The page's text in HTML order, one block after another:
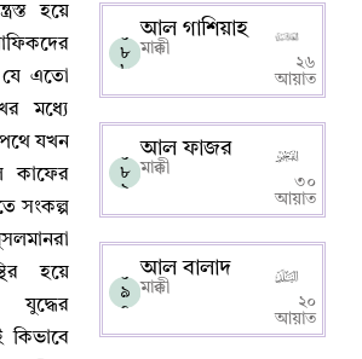
হয়ে
এতো
মধ্যে
পথে যখন
কাফের
সংকল্প
হয়ে
যুদ্ধের
কিভাবে
০
৮
৮
আল গাশিয়াহ
মাক্কী
২৬
আয়াত
০
৮
৯
আল ফাজর
মাক্কী
৩০
আয়াত
০
৯
০
আল বালাদ
মাক্কী
২০
আয়াত